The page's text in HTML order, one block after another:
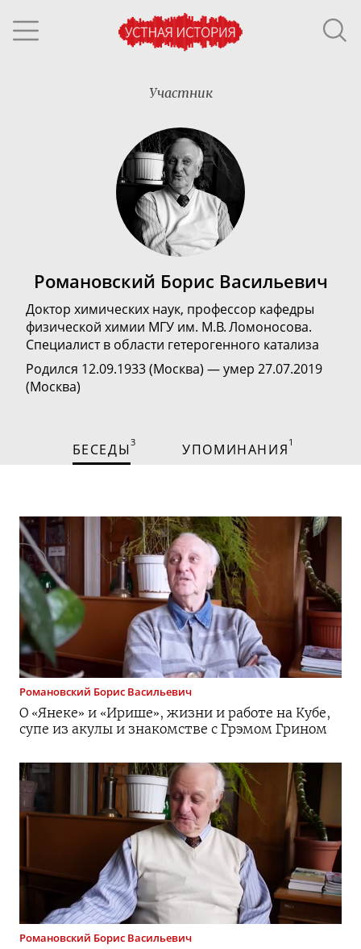
Участник
Романовский Борис Васильевич
Доктор химических наук, профессор кафедры
физической химии МГУ им. М.В. Ломоносова.
Специалист в области гетерогенного катализа
Родился 12.09.1933 (Москва) — умер 27.07.2019
(Москва)
БЕСЕДЫ3 УПОМИНАНИЯ 1
Романовский Борис Васильевич
О «Янеке» и «Ирише», жизни и работе на Кубе,
супе из акулы и знакомстве с Грэмом Грином
Романовский Борис Васильевич